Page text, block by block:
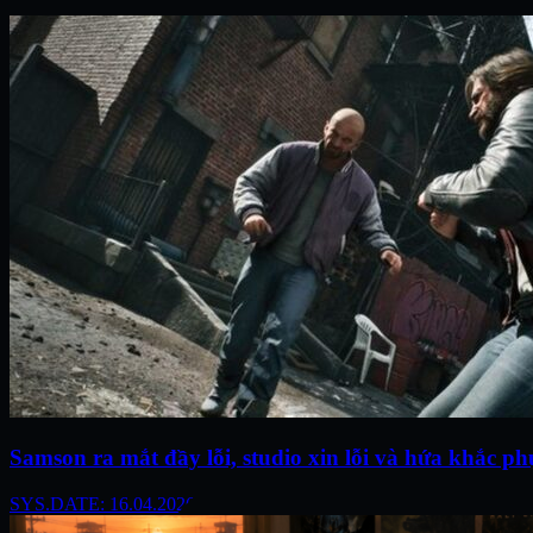
Samson ra mắt đầy lỗi, studio xin lỗi và hứa khắc
SYS.DATE: 16.04.2026